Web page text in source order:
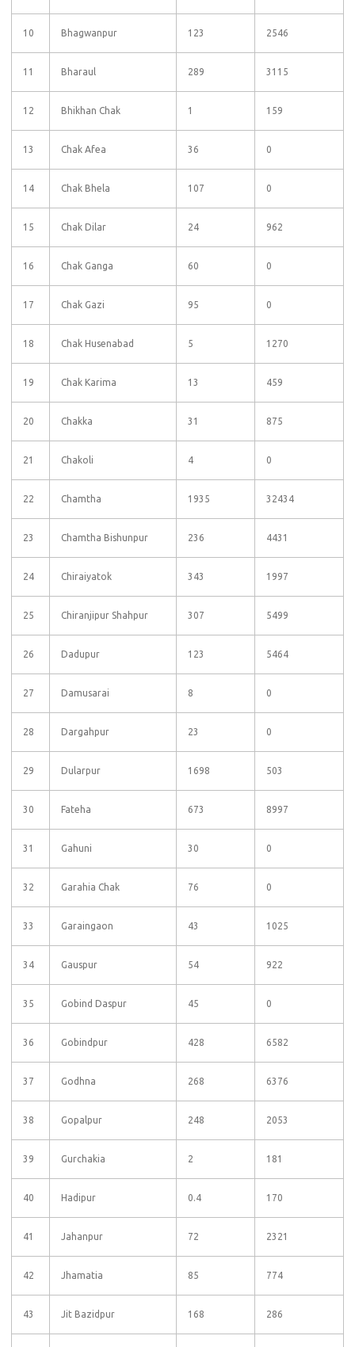
10 Bhagwanpur 123 2546
11 Bharaul 289 3115
12 Bhikhan Chak 1 159
13 Chak Afea 36 0
14 Chak Bhela 107 0
15 Chak Dilar 24 962
16 Chak Ganga 60 0
17 Chak Gazi 95 0
18 Chak Husenabad 5 1270
19 Chak Karima 13 459
20 Chakka 31 875
21 Chakoli 4 0
22 Chamtha 1935 32434
23 Chamtha Bishunpur 236 4431
24 Chiraiyatok 343 1997
25 Chiranjipur Shahpur 307 5499
26 Dadupur 123 5464
27 Damusarai 8 0
28 Dargahpur 23 0
29 Dularpur 1698 503
30 Fateha 673 8997
31 Gahuni 30 0
32 Garahia Chak 76 0
33 Garaingaon 43 1025
34 Gauspur 54 922
35 Gobind Daspur 45 0
36 Gobindpur 428 6582
37 Godhna 268 6376
38 Gopalpur 248 2053
39 Gurchakia 2 181
40 Hadipur 0.4 170
41 Jahanpur 72 2321
42 Jhamatia 85 774
43 Jit Bazidpur 168 286